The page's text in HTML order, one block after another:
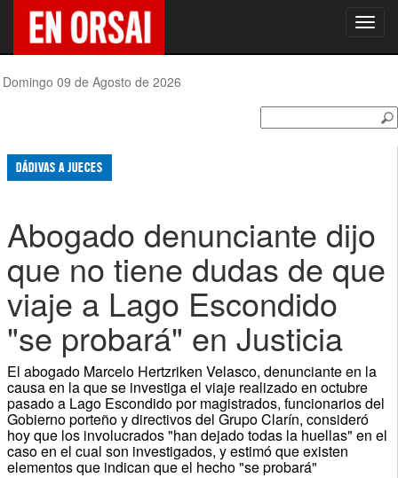
Domingo 09 de Agosto de 2026
DÁDIVAS A JUECES
Abogado denunciante dijo
que no tiene dudas de que
viaje a Lago Escondido
"se probará" en Justicia
El abogado Marcelo Hertzriken Velasco, denunciante en la
causa en la que se investiga el viaje realizado en octubre
pasado a Lago Escondido por magistrados, funcionarios del
Gobierno porteño y directivos del Grupo Clarín, consideró
hoy que los involucrados "han dejado todas la huellas" en el
caso en el cual son investigados, y estimó que existen
elementos que indican que el hecho "se probará"